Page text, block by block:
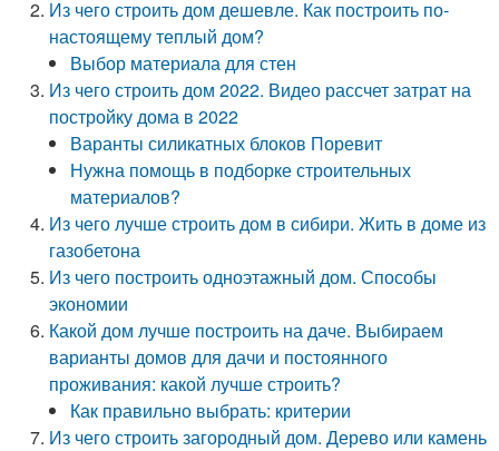
Из чего строить дом дешевле. Как построить по-
настоящему теплый дом?
Выбор материала для стен
Из чего строить дом 2022. Видео рассчет затрат на
постройку дома в 2022
Варанты силикатных блоков Поревит
Нужна помощь в подборке строительных
материалов?
Из чего лучше строить дом в сибири. Жить в доме из
газобетона
Из чего построить одноэтажный дом. Способы
экономии
Какой дом лучше построить на даче. Выбираем
варианты домов для дачи и постоянного
проживания: какой лучше строить?
Как правильно выбрать: критерии
Из чего строить загородный дом. Дерево или камень